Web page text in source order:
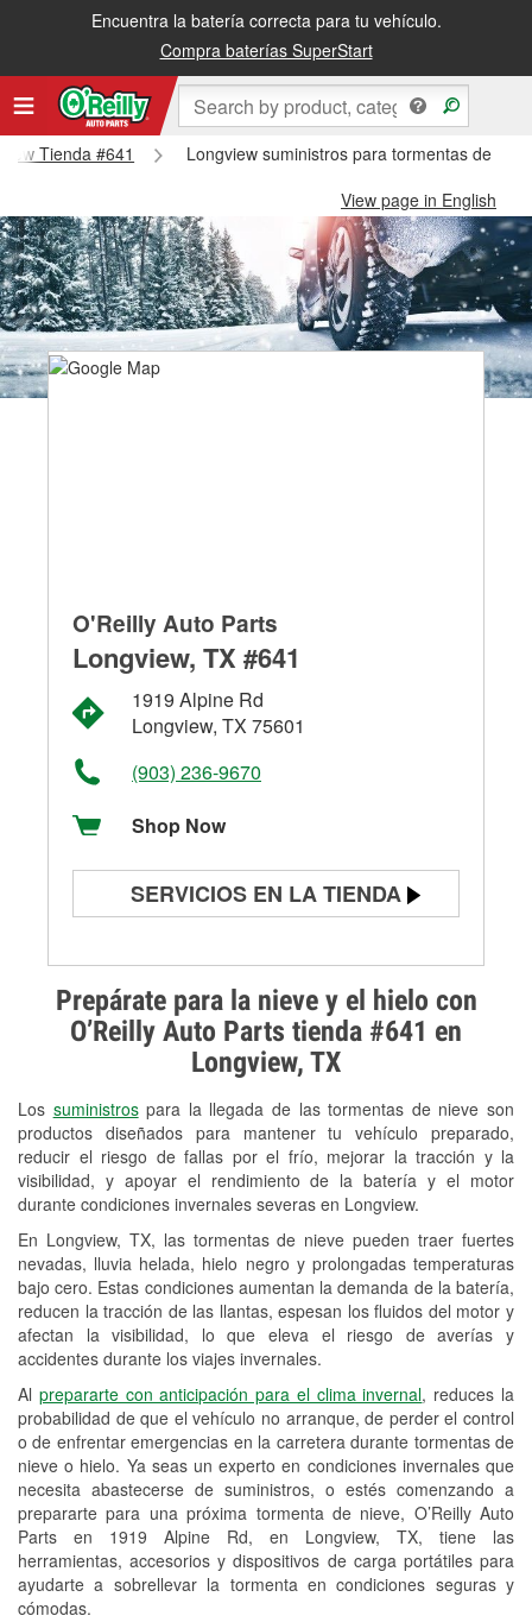
Encuentra la batería correcta para tu vehículo.
Compra baterías SuperStart
Tienda #641
Longview suministros para tormentas de
View page in English
Prepárate para la nieve y el hielo con
O’Reilly Auto Parts tienda #641 en
Longview, TX
Los suministrospara la llegada de las tormentas de nieve son
productos diseñados para mantener tu vehículo preparado,
reducir el riesgo de fallas por el frío, mejorar la tracción y la
visibilidad, y apoyar el rendimiento de la batería y el motor
durante condiciones invernales severas en Longview.
En Longview, TX, las tormentas de nieve pueden traer fuertes
nevadas, lluvia helada, hielo negro y prolongadas temperaturas
bajo cero. Estas condiciones aumentan la demanda de la batería,
reducen la tracción de las llantas, espesan los fluidos del motor y
afectan la visibilidad, lo que eleva el riesgo de averías y
accidentes durante los viajes invernales.
Al prepararte con anticipación para el clima invernal, reduces la
probabilidad de que el vehículo no arranque, de perder el control
o de enfrentar emergencias en la carretera durante tormentas de
nieve o hielo. Ya seas un experto en condiciones invernales que
necesita abastecerse de suministros, o estés comenzando a
prepararte para una próxima tormenta de nieve, O’Reilly Auto
Parts en 1919 Alpine Rd, en Longview, TX, tiene las
herramientas, accesorios y dispositivos de carga portátiles para
ayudarte a sobrellevar la tormenta en condiciones seguras y
cómodas.
O'Reilly Auto Parts
Longview, TX #641
1919 Alpine Rd
Longview, TX 75601
(903) 236-9670
Shop Now
SERVICIOS EN LA TIENDA
Prueba de alternadores y
arrancadores
Revisión de la luz "Check Engine"
Reciclaje de baterías y aceite
Instalación de bombillas de faros
Instalación de limpiaparabrisas
Programa de Préstamo de
Herramientas
Rectificación de tambores y discos de
freno
Snowstorm Supplies
Tornado Supplies
Conoce más